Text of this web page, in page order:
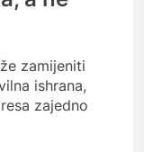
zamijeniti
ishrana,
zajedno